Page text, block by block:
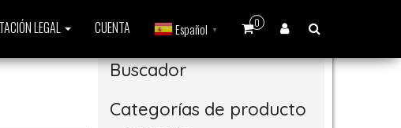
0
LEGAL CUENTA Español ▼
Buscador
Categorías de producto